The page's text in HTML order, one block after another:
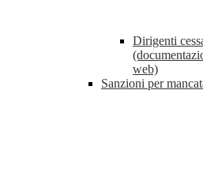
Dirigenti
web)
Sanzioni per